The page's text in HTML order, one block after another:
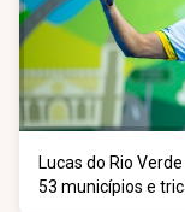
Lucas do Rio
53 municípios e